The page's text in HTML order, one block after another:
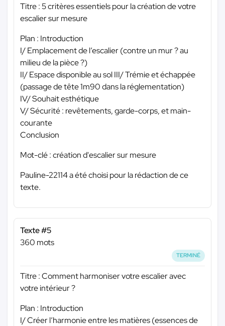
Titre : 5 critères essentiels pour la création de votre
escalier sur mesure
Plan : Introduction
I/ Emplacement de l’escalier (contre un mur ? au
milieu de la pièce ?)
II/ Espace disponible au sol III/ Trémie et échappée
(passage de tête 1m90 dans la réglementation)
IV/ Souhait esthétique
V/ Sécurité : revêtements, garde-corps, et main-
courante
Conclusion
Mot-clé : création d'escalier sur mesure
Pauline-22114 a été choisi pour la rédaction de ce
texte.
Texte #5
360 mots
TERMINÉ
Titre : Comment harmoniser votre escalier avec
votre intérieur ?
Plan : Introduction
I/ Créer l’harmonie entre les matières (essences de